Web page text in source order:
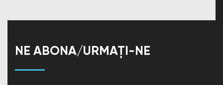
NE ABONA/URMAȚI-NE